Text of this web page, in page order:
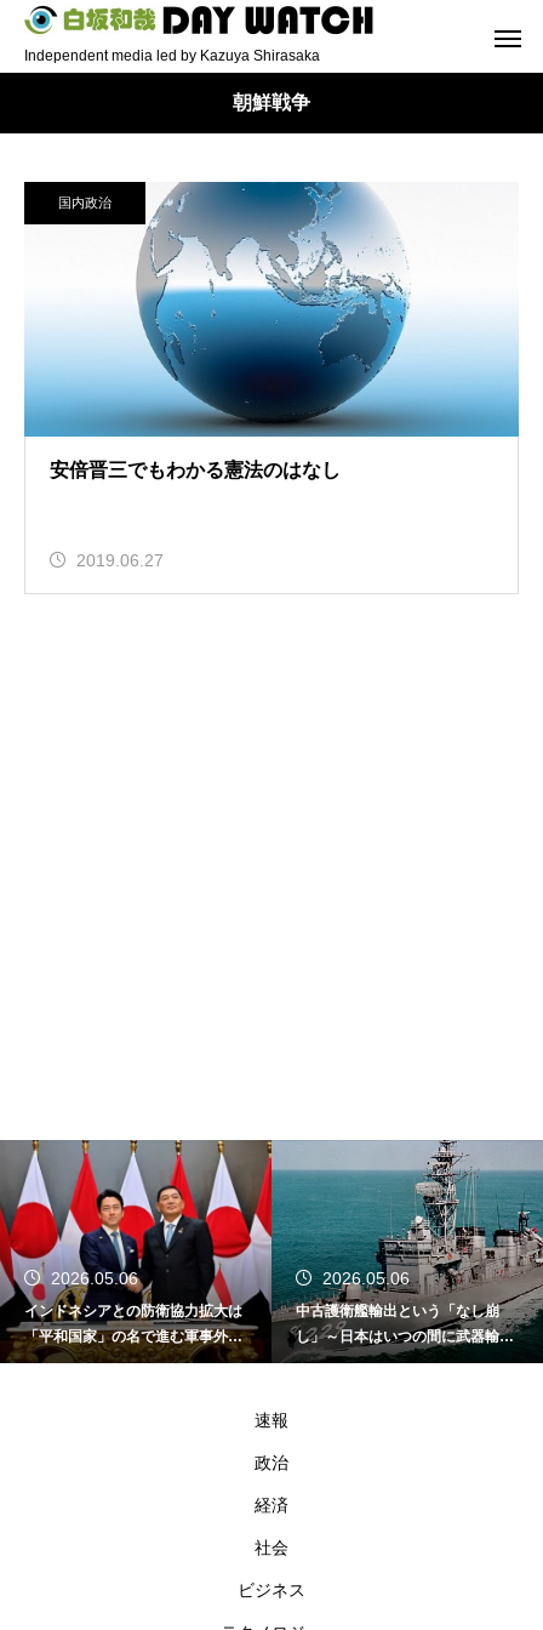
Independent media led by Kazuya Shirasaka
朝鮮戦争
国内政治
安倍晋三でもわかる憲法のはなし
2019.06.27
2026.05.06
インドネシアとの防衛協力拡大は
「平和国家」の名で進む軍事外交
である
2026.05.06
中古護衛艦輸出という「なし崩
し」～日本はいつの間に武器輸出
国家になったのか～
速報
政治
経済
社会
ビジネス